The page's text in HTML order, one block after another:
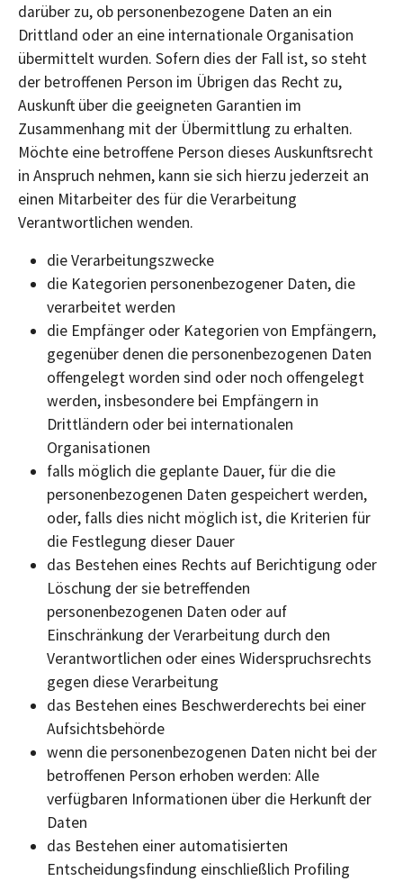
darüber zu, ob personenbezogene Daten an ein
Drittland oder an eine internationale Organisation
übermittelt wurden. Sofern dies der Fall ist, so steht
der betroffenen Person im Übrigen das Recht zu,
Auskunft über die geeigneten Garantien im
Zusammenhang mit der Übermittlung zu erhalten.
Möchte eine betroffene Person dieses Auskunftsrecht
in Anspruch nehmen, kann sie sich hierzu jederzeit an
einen Mitarbeiter des für die Verarbeitung
Verantwortlichen wenden.
die Verarbeitungszwecke
die Kategorien personenbezogener Daten, die
verarbeitet werden
die Empfänger oder Kategorien von Empfängern,
gegenüber denen die personenbezogenen Daten
offengelegt worden sind oder noch offengelegt
werden, insbesondere bei Empfängern in
Drittländern oder bei internationalen
Organisationen
falls möglich die geplante Dauer, für die die
personenbezogenen Daten gespeichert werden,
oder, falls dies nicht möglich ist, die Kriterien für
die Festlegung dieser Dauer
das Bestehen eines Rechts auf Berichtigung oder
Löschung der sie betreffenden
personenbezogenen Daten oder auf
Einschränkung der Verarbeitung durch den
Verantwortlichen oder eines Widerspruchsrechts
gegen diese Verarbeitung
das Bestehen eines Beschwerderechts bei einer
Aufsichtsbehörde
wenn die personenbezogenen Daten nicht bei der
betroffenen Person erhoben werden: Alle
verfügbaren Informationen über die Herkunft der
Daten
das Bestehen einer automatisierten
Entscheidungsfindung einschließlich Profiling